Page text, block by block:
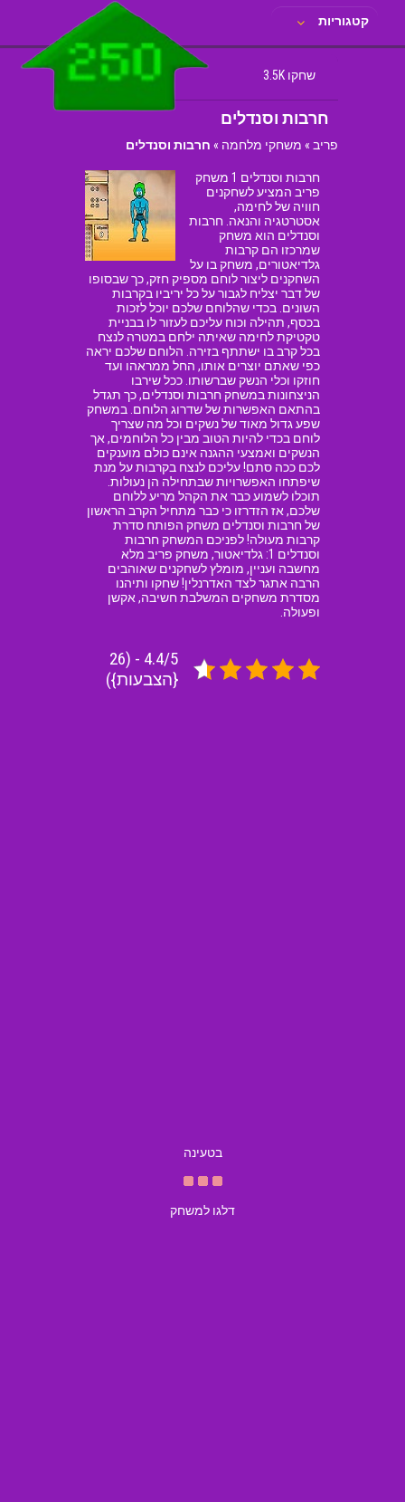
קטגוריות
שחקו 3.5K
חרבות וסנדלים
פריב » משחקי מלחמה » חרבות וסנדלים
חרבות וסנדלים 1 משחק
פריב המציע לשחקנים
חוויה של לחימה,
אסטרטגיה והנאה. חרבות
וסנדלים הוא משחק
שמרכזו הם קרבות
גלדיאטורים, משחק בו על
השחקנים ליצור לוחם מספיק חזק, כך שבסופו
של דבר יצליח לגבור על כל יריביו בקרבות
השונים. בכדי שהלוחם שלכם יוכל לזכות
בכסף, תהילה וכוח עליכם לעזור לו בבניית
טקטיקת לחימה שאיתה ילחם במטרה לנצח
בכל קרב בו ישתתף בזירה. הלוחם שלכם יראה
כפי שאתם יוצרים אותו, החל ממראהו ועד
חוזקו וכלי הנשק שברשותו. ככל שירבו
הניצחונות במשחק חרבות וסנדלים, כך תגדל
בהתאם האפשרות של שדרוג הלוחם. במשחק
שפע גדול מאוד של נשקים וכל מה שצריך
לוחם בכדי להיות הטוב מבין כל הלוחמים, אך
הנשקים ואמצעי ההגנה אינם כולם מוענקים
לכם ככה סתם! עליכם לנצח בקרבות על מנת
שיפתחו האפשרויות שבתחילה הן נעולות.
תוכלו לשמוע כבר את הקהל מריע ללוחם
שלכם, אז הזדרזו כי כבר מתחיל הקרב הראשון
של חרבות וסנדלים משחק הפותח סדרת
קרבות מעולה! לפניכם המשחק חרבות
וסנדלים 1: גלדיאטור, משחק פריב מלא
מחשבה ועניין, מומלץ לשחקנים שאוהבים
הרבה אתגר לצד האדרנלין! שחקו ותיהנו
מסדרת משחקים המשלבת חשיבה, אקשן
ופעולה.
4.4/5 - (26
{הצבעות})
בטעינה
דלגו למשחק